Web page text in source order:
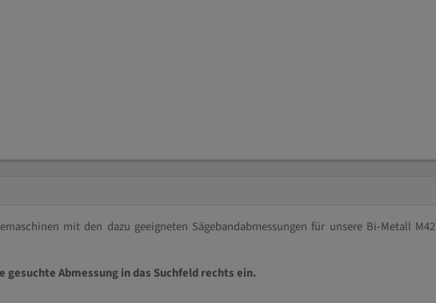
mit den dazu geeigneten Sägebandabmessungen für unsere Bi-Metall M42
Abmessung in das Suchfeld rechts ein.